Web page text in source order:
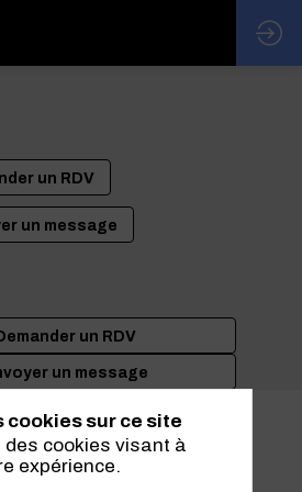
un RDV
un message
un RDV
un message
cookies sur ce site
des cookies visant à
expérience.